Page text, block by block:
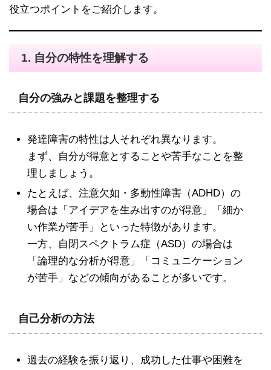
役立つポイントをご紹介します。
1. 自分の特性を理解する
自分の強みと課題を整理する
発達障害の特性は人それぞれ異なります。
まず、自分が得意とすることや苦手なことを整
理しましょう。
たとえば、注意欠如・多動性障害（ADHD）の
場合は「アイデアを生み出すのが得意」「細か
い作業が苦手」といった特徴があります。
一方、自閉スペクトラム症（ASD）の場合は
「論理的な分析が得意」「コミュニケーション
が苦手」などの傾向があることが多いです。
自己分析の方法
過去の経験を振り返り、成功した仕事や困難を